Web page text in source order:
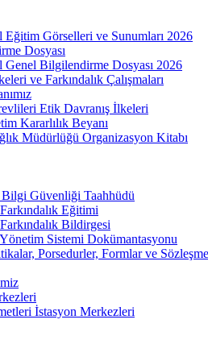
Görselleri ve Sunumları 2026
Dosyası
Bilgilendirme Dosyası 2026
ve Farkındalık Çalışmaları
Etik Davranış İlkeleri
Kararlılık Beyanı
Müdürlüğü Organizasyon Kitabı
Güvenliği Taahhüdü
Eğitimi
Bildirgesi
Sistemi Dokümantasyonu
Porsedurler, Formlar ve
İstasyon Merkezleri